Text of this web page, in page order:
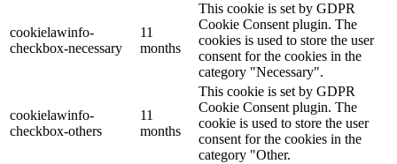
cookielawinfo-
checkbox-necessary
11
months
This cookie is set by GDPR
Cookie Consent plugin. The
cookies is used to store the user
consent for the cookies in the
category "Necessary".
cookielawinfo-
checkbox-others
11
months
This cookie is set by GDPR
Cookie Consent plugin. The
cookie is used to store the user
consent for the cookies in the
category "Other.